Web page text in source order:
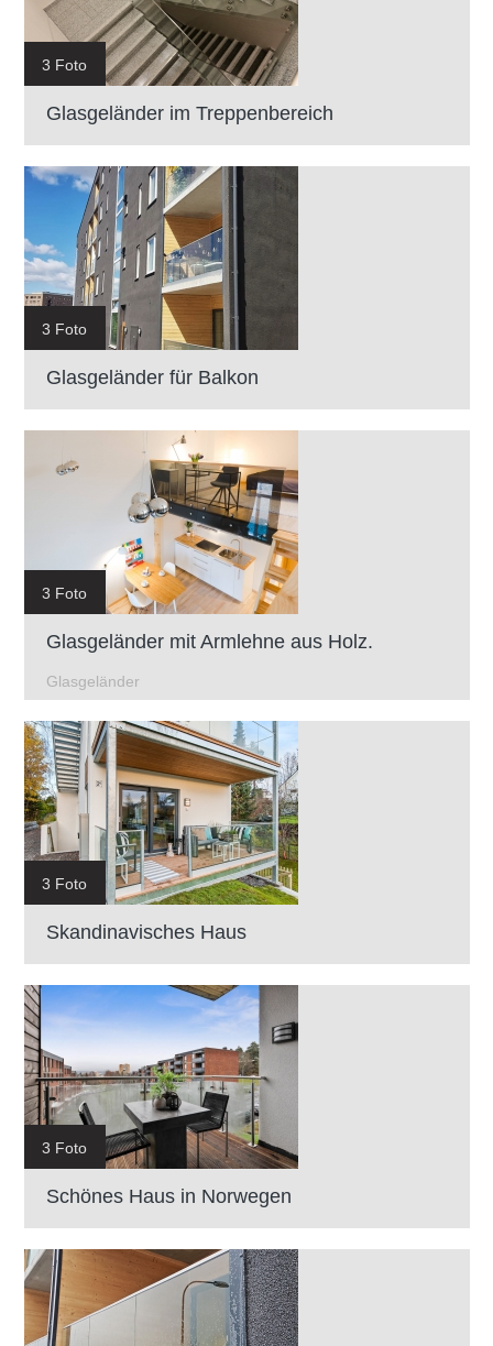
3 Foto
Glasgeländer im Treppenbereich
3 Foto
Glasgeländer für Balkon
3 Foto
Glasgeländer mit Armlehne aus Holz.
Glasgeländer
3 Foto
Skandinavisches Haus
3 Foto
Schönes Haus in Norwegen